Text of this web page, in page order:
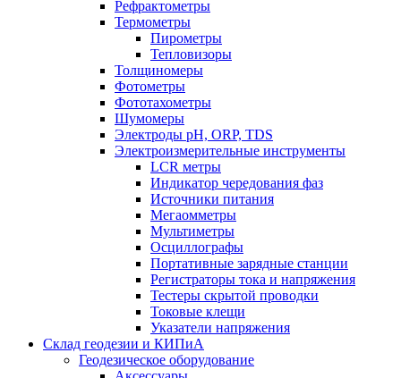
Рефрактометры
Термометры
Пирометры
Тепловизоры
Толщиномеры
Фотометры
Фототахометры
Шумомеры
Электроды pH, ORP, TDS
Электроизмерительные инструменты
LCR метры
Индикатор чередования фаз
Источники питания
Мегаомметры
Мультиметры
Осциллографы
Портативные зарядные станции
Регистраторы тока и напряжения
Тестеры скрытой проводки
Токовые клещи
Указатели напряжения
Склад геодезии и КИПиА
Геодезическое оборудование